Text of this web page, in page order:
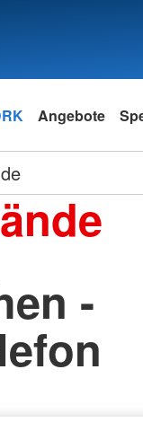
Angebote
-